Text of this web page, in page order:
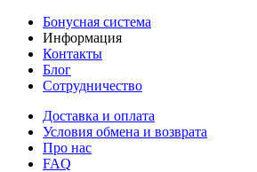
Бонусная система
Информация
Контакты
Блог
Сотрудничество
Доставка и оплата
Условия обмена и возврата
Про нас
FAQ